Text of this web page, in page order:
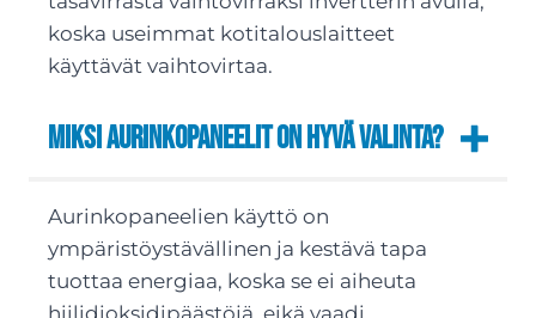
koska useimmat kotitalouslaitteet
käyttävät vaihtovirtaa.
Miksi aurinkopaneelit on hyvä valinta?
Aurinkopaneelien käyttö on
ympäristöystävällinen ja kestävä tapa
tuottaa energiaa, koska se ei aiheuta
hiilidioksidipäästöjä, eikä vaadi